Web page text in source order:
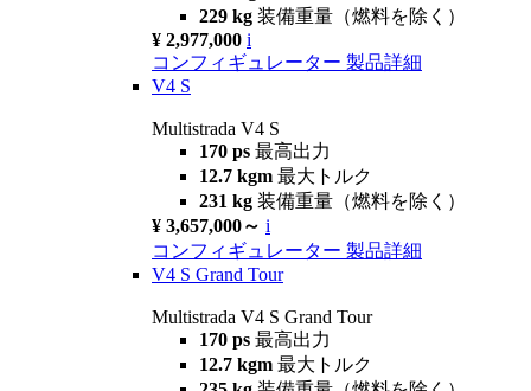
229 kg 装備重量（燃料を除く）
¥ 2,977,000 i
コンフィギュレーター 製品詳細
V4 S
Multistrada V4 S
170 ps 最高出力
12.7 kgm 最大トルク
231 kg 装備重量（燃料を除く）
¥ 3,657,000～ i
コンフィギュレーター 製品詳細
V4 S Grand Tour
Multistrada V4 S Grand Tour
170 ps 最高出力
12.7 kgm 最大トルク